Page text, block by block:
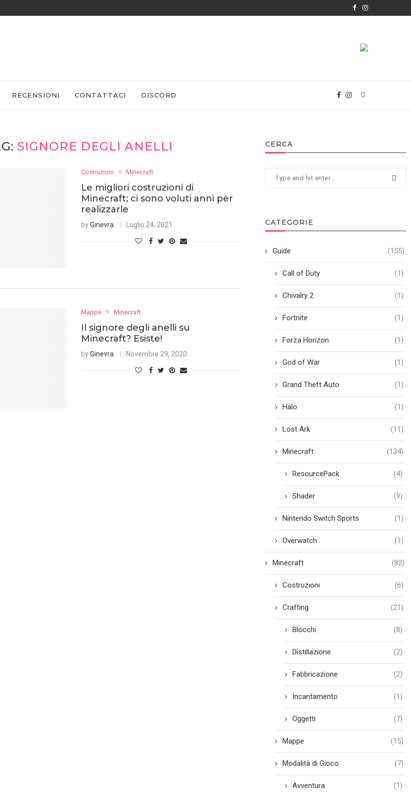
RECENSIONI CONTATTACI DISCORD
SIGNORE DEGLI ANELLI
Costruzioni Minecraft
Le migliori costruzioni di
Minecraft; ci sono voluti anni per
realizzarle
byGinevra Luglio 24, 2021
Mappe Minecraft
Il signore degli anelli su
Minecraft? Esiste!
byGinevra Novembre 29, 2020
CERCA
CATEGORIE
Guide (155)
Call of Duty (1)
Chivalry 2 (1)
Fortnite (1)
Forza Horizon (1)
God of War (1)
Grand Theft Auto (1)
Halo (1)
Lost Ark (11)
Minecraft (134)
ResourcePack (4)
Shader (9)
Nintendo Switch Sports (1)
Overwatch (1)
Minecraft (82)
Costruzioni (6)
Crafting (21)
Blocchi (8)
Distillazione (2)
Fabbricazione (2)
Incantamento (1)
Oggetti (7)
Mappe (15)
Modalità di Gioco (7)
Avventura (1)